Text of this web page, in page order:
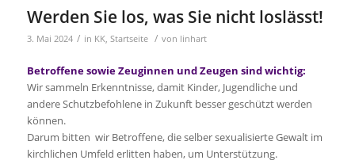
Werden Sie los, was Sie nicht loslässt!
3. Mai 2024 / in KK, Startseite / von linhart
Betroffene sowie Zeuginnen und Zeugen sind wichtig:
Wir sammeln Erkenntnisse, damit Kinder, Jugendliche und
andere Schutzbefohlene in Zukunft besser geschützt werden
können.
Darum bitten wir Betroffene, die selber sexualisierte Gewalt im
kirchlichen Umfeld erlitten haben, um Unterstützung.